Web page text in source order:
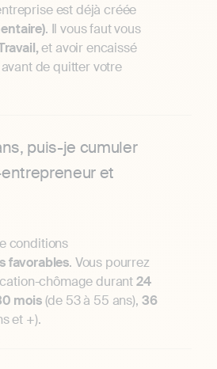
est déjà créée
. Il vous faut vous
et avoir encaissé
de quitter votre
puis-je cumuler
et
conditions
favorables. Vous pourrez
chômage durant24
mois(de 53 à 55 ans), 36
et +).